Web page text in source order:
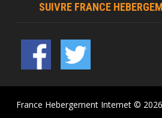
SUIVRE FRANCE
France Hebergement Internet ©